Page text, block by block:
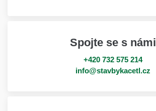
Spojte se s námi
+420 732 575 214
info@stavbykacetl.cz